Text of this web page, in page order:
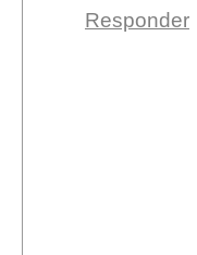
Responder